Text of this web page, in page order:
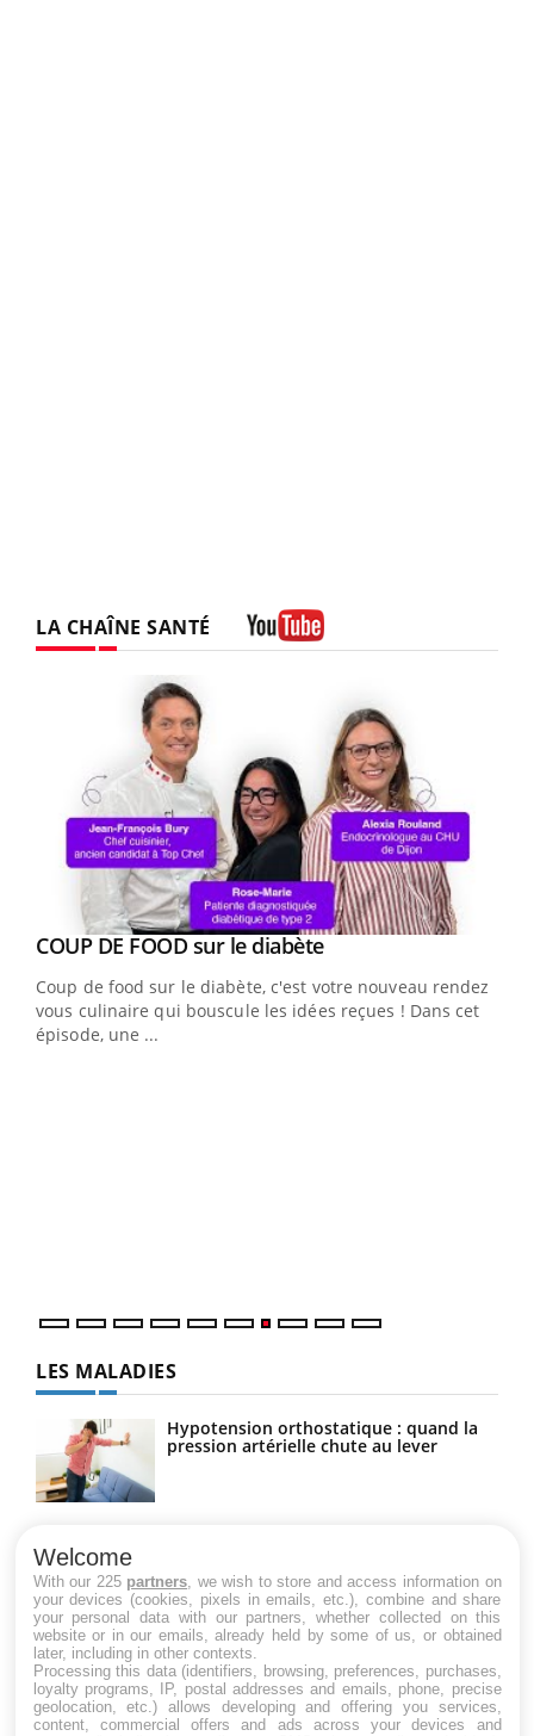
LA CHAÎNE SANTÉ
Youtube
COUP DE FOOD sur le diabèteYoutube
Coup de food sur le diabète, c'est votre nouveau rendez-
vous culinaire qui bouscule les idées reçues ! Dans cet
épisode, une ...
LES MALADIES
Hypotension orthostatique : quand la
pression artérielle chute au lever
Maladie de Charcot (Sclérose latérale
amyotrophique)
Welcome
With our 225 partners , we wish to store and access information on
your devices (cookies, pixels in emails, etc.), combine and share
your personal data with our partners, whether collected on this
website or in our emails, already held by some of us, or obtained
later, including in other contexts.
Processing this data (identifiers, browsing, preferences, purchases,
loyalty programs, IP, postal addresses and emails, phone, precise
geolocation, etc.) allows developing and offering you services,
content, commercial offers and ads across your devices and